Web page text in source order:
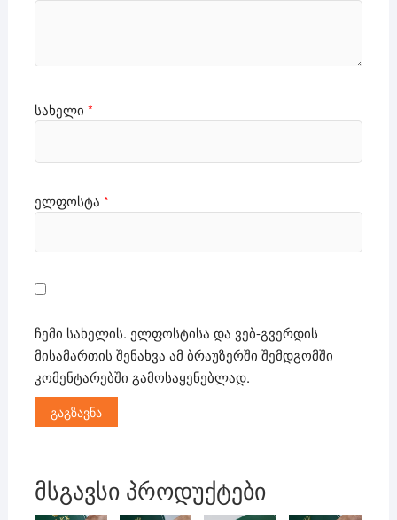
სახელი *
ელფოსტა *
ჩემი სახელის. ელფოსტისა და ვებ-გვერდის
მისამართის შენახვა ამ ბრაუზერში შემდგომში
კომენტარებში გამოსაყენებლად.
მსგავსი პროდუქტები